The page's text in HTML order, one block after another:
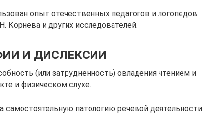
опыт отечественных педагогов и логопедов:
Корнева и других исследователей.
И ДИСЛЕКСИИ
(или затрудненность) овладения чтением и
и физическом слухе.
самостоятельную патологию речевой деятельности